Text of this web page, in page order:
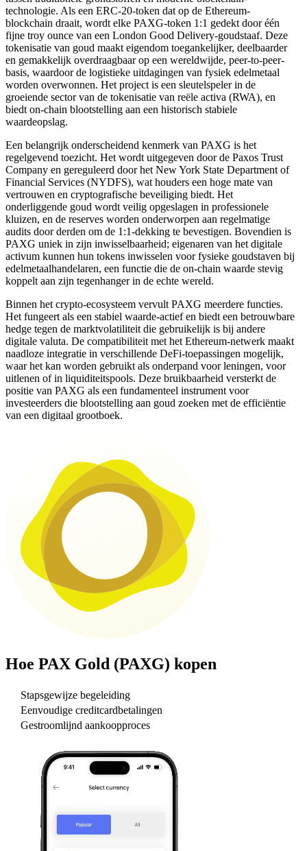
technologie. Als een ERC-20-token dat op de Ethereum-
blockchain draait, wordt elke PAXG-token 1:1 gedekt door één
fijne troy ounce van een London Good Delivery-goudstaaf. Deze
tokenisatie van goud maakt eigendom toegankelijker, deelbaarder
en gemakkelijk overdraagbaar op een wereldwijde, peer-to-peer-
basis, waardoor de logistieke uitdagingen van fysiek edelmetaal
worden overwonnen. Het project is een sleutelspeler in de
groeiende sector van de tokenisatie van reële activa (RWA), en
biedt on-chain blootstelling aan een historisch stabiele
waardeopslag.
Een belangrijk onderscheidend kenmerk van PAXG is het
regelgevend toezicht. Het wordt uitgegeven door de Paxos Trust
Company en gereguleerd door het New York State Department of
Financial Services (NYDFS), wat houders een hoge mate van
vertrouwen en cryptografische beveiliging biedt. Het
onderliggende goud wordt veilig opgeslagen in professionele
kluizen, en de reserves worden onderworpen aan regelmatige
audits door derden om de 1:1-dekking te bevestigen. Bovendien is
PAXG uniek in zijn inwisselbaarheid; eigenaren van het digitale
activum kunnen hun tokens inwisselen voor fysieke goudstaven bij
edelmetaalhandelaren, een functie die de on-chain waarde stevig
koppelt aan zijn tegenhanger in de echte wereld.
Binnen het crypto-ecosysteem vervult PAXG meerdere functies.
Het fungeert als een stabiel waarde-actief en biedt een betrouwbare
hedge tegen de marktvolatiliteit die gebruikelijk is bij andere
digitale valuta. De compatibiliteit met het Ethereum-netwerk maakt
naadloze integratie in verschillende DeFi-toepassingen mogelijk,
waar het kan worden gebruikt als onderpand voor leningen, voor
uitlenen of in liquiditeitspools. Deze bruikbaarheid versterkt de
positie van PAXG als een fundamenteel instrument voor
investeerders die blootstelling aan goud zoeken met de efficiëntie
van een digitaal grootboek.
Hoe PAX Gold (PAXG) kopen
Stapsgewijze begeleiding
Eenvoudige creditcardbetalingen
Gestroomlijnd aankoopproces